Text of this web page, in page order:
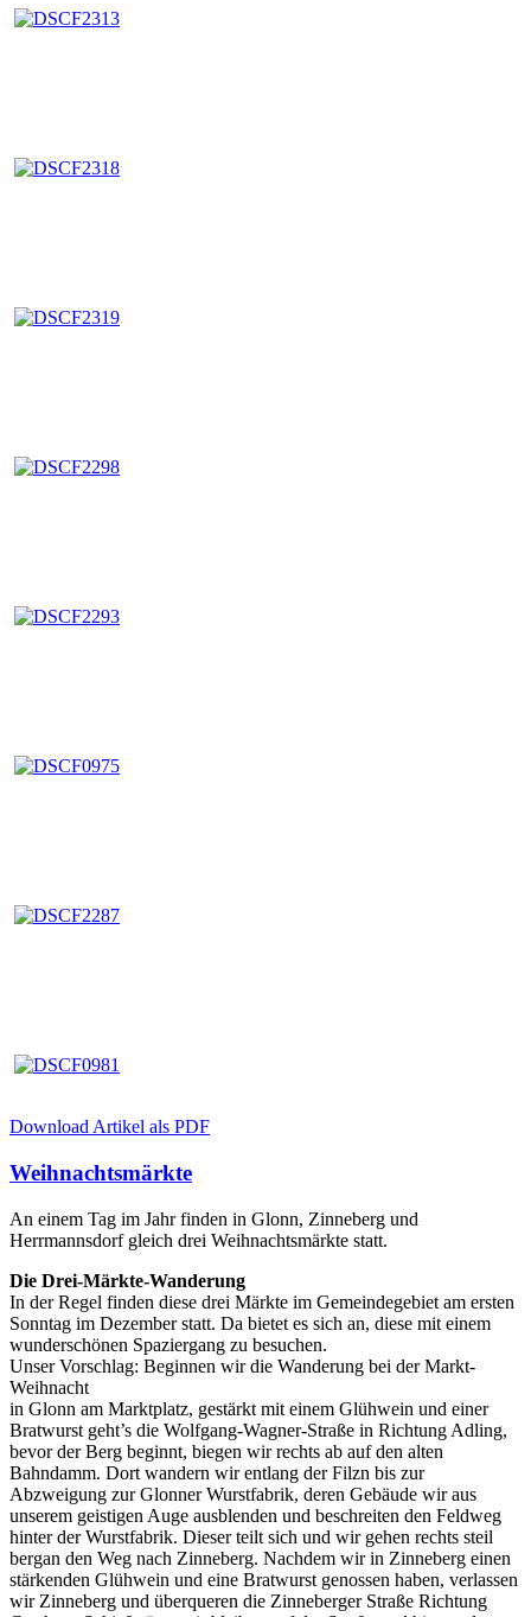
Download Artikel als PDF
Weihnachtsmärkte
An einem Tag im Jahr finden in Glonn, Zinneberg und
Herrmannsdorf gleich drei Weihnachtsmärkte statt.
Die Drei-Märkte-Wanderung
In der Regel finden diese drei Märkte im Gemeindegebiet am ersten
Sonntag im Dezember statt. Da bietet es sich an, diese mit einem
wunderschönen Spaziergang zu besuchen.
Unser Vorschlag: Beginnen wir die Wanderung bei der Markt-
Weihnacht
in Glonn am Marktplatz, gestärkt mit einem Glühwein und einer
Bratwurst geht’s die Wolfgang-Wagner-Straße in Richtung Adling,
bevor der Berg beginnt, biegen wir rechts ab auf den alten
Bahndamm. Dort wandern wir entlang der Filzn bis zur
Abzweigung zur Glonner Wurstfabrik, deren Gebäude wir aus
unserem geistigen Auge ausblenden und beschreiten den Feldweg
hinter der Wurstfabrik. Dieser teilt sich und wir gehen rechts steil
bergan den Weg nach Zinneberg. Nachdem wir in Zinneberg einen
stärkenden Glühwein und eine Bratwurst genossen haben, verlassen
wir Zinneberg und überqueren die Zinneberger Straße Richtung